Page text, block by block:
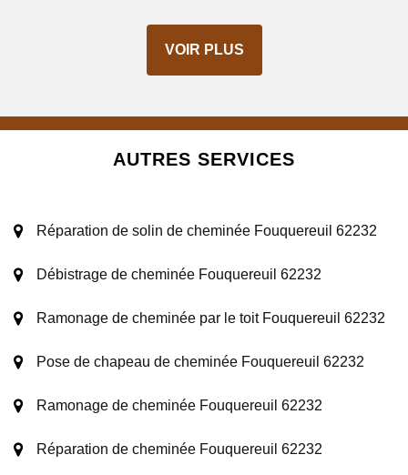
VOIR PLUS
AUTRES SERVICES
Réparation de solin de cheminée Fouquereuil 62232
Débistrage de cheminée Fouquereuil 62232
Ramonage de cheminée par le toit Fouquereuil 62232
Pose de chapeau de cheminée Fouquereuil 62232
Ramonage de cheminée Fouquereuil 62232
Réparation de cheminée Fouquereuil 62232